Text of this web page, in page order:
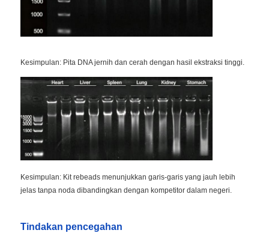
Kesimpulan: Pita DNA jernih dan cerah dengan hasil ekstraksi tinggi.
Kesimpulan: Kit rebeads menunjukkan garis-garis yang jauh lebih
jelas tanpa noda dibandingkan dengan kompetitor dalam negeri.
Tindakan pencegahan